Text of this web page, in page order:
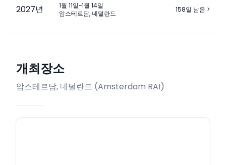
2027년
1월 11일~1월 14일
암스테르담, 네덜란드
158일 남음 >
개최장소
암스테르담, 네덜란드 (Amsterdam RAI)